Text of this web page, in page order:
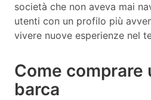
società che non aveva mai
utenti con un profilo più
vivere nuove esperienze nel
Come comprare
barca